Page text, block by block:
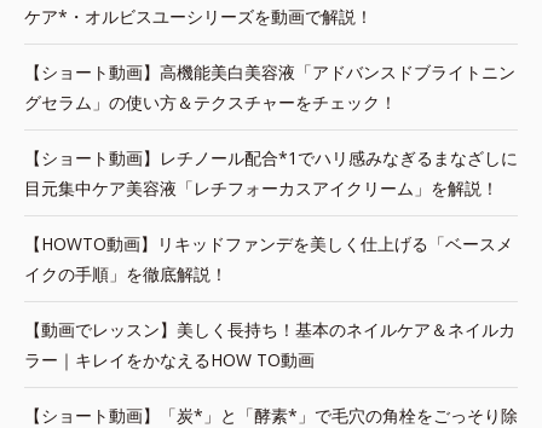
ケア*・オルビスユーシリーズを動画で解説！
【ショート動画】高機能美白美容液「アドバンスドブライトニン
グセラム」の使い方＆テクスチャーをチェック！
【ショート動画】レチノール配合*1でハリ感みなぎるまなざしに
目元集中ケア美容液「レチフォーカスアイクリーム」を解説！
【HOWTO動画】リキッドファンデを美しく仕上げる「ベースメ
イクの手順」を徹底解説！
【動画でレッスン】美しく長持ち！基本のネイルケア＆ネイルカ
ラー｜キレイをかなえるHOW TO動画
【ショート動画】「炭*」と「酵素*」で毛穴の角栓をごっそり除